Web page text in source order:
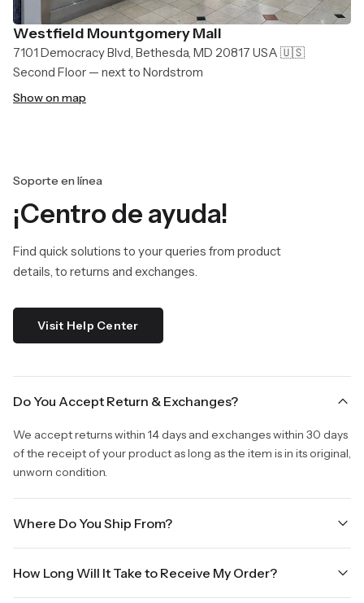
Westfield Mountgomery Mall
7101 Democracy Blvd, Bethesda, MD 20817 USA 🇺🇸
Second Floor — next to Nordstrom
Show on map
Soporte en línea
¡Centro de ayuda!
Find quick solutions to your queries from product
details, to returns and exchanges.
Visit Help Center
Do You Accept Return & Exchanges?
We accept returns within 14 days and exchanges within 30 days
of the receipt of your product as long as the item is in its original,
unworn condition.
Where Do You Ship From?
How Long Will It Take to Receive My Order?